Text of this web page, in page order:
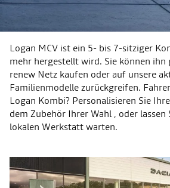
Logan MCV ist ein 5- bis 7-sitziger
mehr hergestellt wird. Sie können ihn
renew Netz kaufen oder auf unsere
Familienmodelle zurückgreifen.
Logan Kombi? Personalisieren Sie
dem Zubehör Ihrer Wahl , oder
lokalen Werkstatt warten.